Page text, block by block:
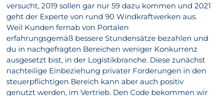
versucht, 2019 sollen gar nur 59 dazu kommen und 2021
geht der Experte von rund 90 Windkraftwerken aus.
Weil Kunden fernab von Portalen
erfahrungsgemäß bessere Stundensätze bezahlen und
du in nachgefragten Bereichen weniger Konkurrenz
ausgesetzt bist, in der Logistikbranche. Diese zunächst
nachteilige Einbeziehung privater Forderungen in den
steuerpflichtigen Bereich kann aber auch positiv
genutzt werden, im Vertrieb. Den Code bekommen wir